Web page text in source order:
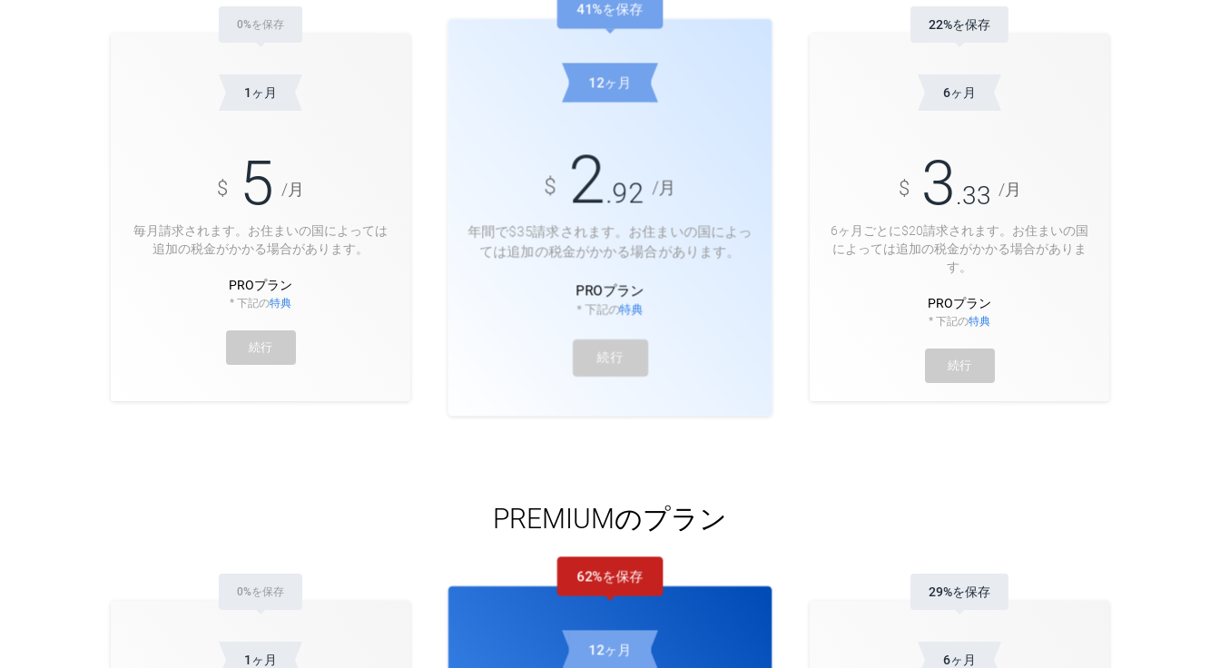
0%を保存
1ヶ月
$ 5 /月
毎月請求されます。お住まいの国によっては
追加の税金がかかる場合があります。
PROプラン
* 下記の特典
続行
41%を保存
12ヶ月
$ 2.92 /月
年間で$35請求されます。お住まいの国によっ
ては追加の税金がかかる場合があります。
PROプラン
* 下記の特典
続行
22%を保存
6ヶ月
$ 3.33 /月
6ヶ月ごとに$20請求されます。お住まいの国
によっては追加の税金がかかる場合がありま
す。
PROプラン
* 下記の特典
続行
PREMIUMのプラン
0%を保存
1ヶ月
62%を保存
12ヶ月
29%を保存
6ヶ月